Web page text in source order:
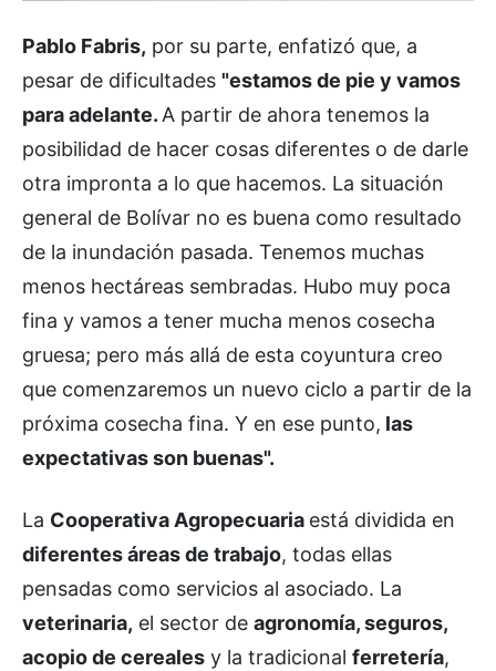
Pablo Fabris, por su parte, enfatizó que, a
pesar de dificultades "estamos de pie y vamos
para adelante.A partir de ahora tenemos la
posibilidad de hacer cosas diferentes o de darle
otra impronta a lo que hacemos. La situación
general de Bolívar no es buena como resultado
de la inundación pasada. Tenemos muchas
menos hectáreas sembradas. Hubo muy poca
fina y vamos a tener mucha menos cosecha
gruesa; pero más allá de esta coyuntura creo
que comenzaremos un nuevo ciclo a partir de la
próxima cosecha fina. Y en ese punto, las
expectativas son buenas".
La Cooperativa Agropecuaria está dividida en
diferentes áreas de trabajo, todas ellas
pensadas como servicios al asociado. La
veterinaria, el sector de agronomía, seguros,
acopio de cereales y la tradicional ferretería,